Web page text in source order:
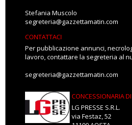
Stefania Muscolo
segreteria@gazzettamatin.com
CONTATTACI
Per pubblicazione annunci,
lavoro, contattare la segreteria al
segreteria@gazzettamatin.com
CONCESSIONARIA
LG PRESSE S.R.L.
via Festaz, 52